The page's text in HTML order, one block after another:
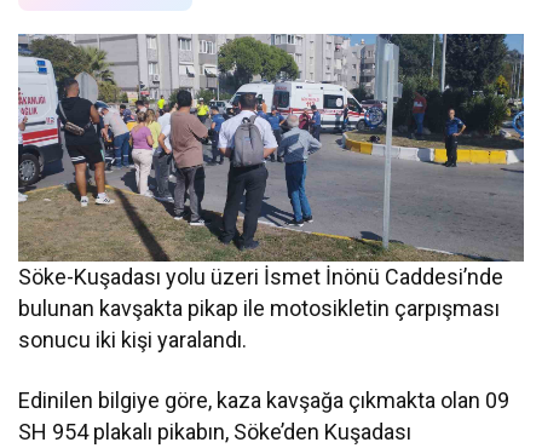
Söke-Kuşadası yolu üzeri İsmet İnönü Caddesi’nde
bulunan kavşakta pikap ile motosikletin çarpışması
sonucu iki kişi yaralandı.
Edinilen bilgiye göre, kaza kavşağa çıkmakta olan 09
SH 954 plakalı pikabın, Söke’den Kuşadası